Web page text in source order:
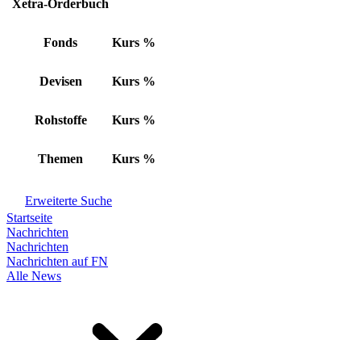
Xetra-Orderbuch
Fonds Kurs %
Devisen Kurs %
Rohstoffe Kurs %
Themen Kurs %
Erweiterte Suche
Startseite
Nachrichten
Nachrichten
Nachrichten auf FN
Alle News